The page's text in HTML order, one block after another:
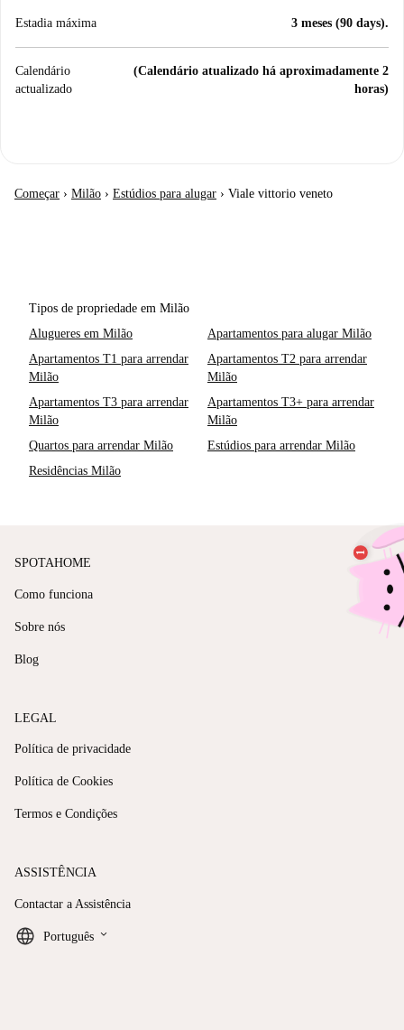
Estadia máxima 3 meses (90 days).
Calendário
actualizado
(Calendário atualizado há aproximadamente 2
horas)
Começar › Milão › Estúdios para alugar › Viale vittorio veneto
Tipos de propriedade em Milão
Alugueres em Milão
Apartamentos para alugar Milão
Apartamentos T1 para arrendar
Milão
Apartamentos T2 para arrendar
Milão
Apartamentos T3 para arrendar
Milão
Apartamentos T3+ para arrendar
Milão
Quartos para arrendar Milão
Estúdios para arrendar Milão
Residências Milão
SPOTAHOME
Como funciona
Sobre nós
Blog
LEGAL
Política de privacidade
Política de Cookies
Termos e Condições
ASSISTÊNCIA
Contactar a Assistência
Português keyboard_arrow_down